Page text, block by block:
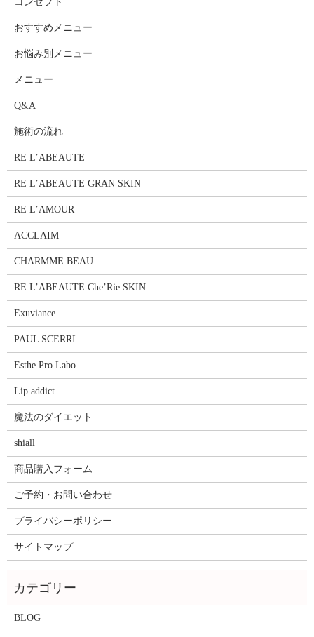
おすすめメニュー
お悩み別メニュー
メニュー
Q&A
施術の流れ
RE L’ABEAUTE
RE L’ABEAUTE GRAN SKIN
RE L’AMOUR
ACCLAIM
CHARMME BEAU
RE L’ABEAUTE Che’Rie SKIN
Exuviance
PAUL SCERRI
Esthe Pro Labo
Lip addict
魔法のダイエット
shiall
商品購入フォーム
ご予約・お問い合わせ
プライバシーポリシー
サイトマップ
BLOG